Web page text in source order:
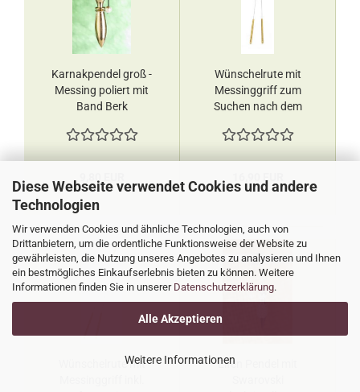
Diese Webseite verwendet Cookies und andere
Technologien
Wir verwenden Cookies und ähnliche Technologien, auch von
Drittanbietern, um die ordentliche Funktionsweise der Website zu
gewährleisten, die Nutzung unseres Angebotes zu analysieren und Ihnen
ein bestmögliches Einkaufserlebnis bieten zu können. Weitere
Informationen finden Sie in unserer Datenschutzerklärung.
Alle Akzeptieren
Weitere Informationen
Karnakpendel groß -
Messing poliert mit
Band Berk
Wünschelrute mit
Messinggriff zum
Suchen nach dem
40cm Berk
Wünschelrute mit
Elfen Pendel mit